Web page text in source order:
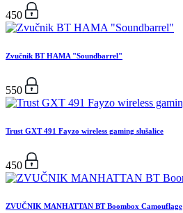
450
Zvučnik BT HAMA "Soundbarrel"
550
Trust GXT 491 Fayzo wireless gaming slušalice
450
ZVUČNIK MANHATTAN BT Boombox Camouflage